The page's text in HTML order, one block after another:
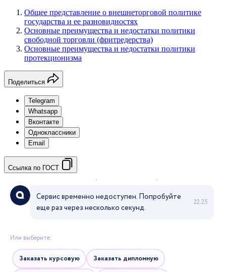
Общее представление о внешнеторговой политике
государства и ее разновидностях
Основные преимущества и недостатки политики
свободной торговли (фритредерства)
Основные преимущества и недостатки политики
протекционизма
Поделиться
Telegram
Whatsapp
Вконтакте
Одноклассники
Email
Ссылка по ГОСТ